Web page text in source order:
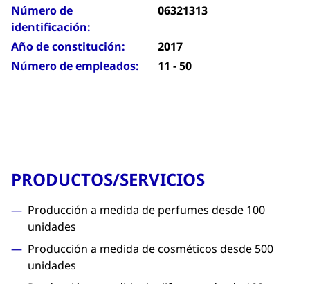
Número de
identificación:
06321313
Año de constitución:
2017
Número de empleados:
11 - 50
PRODUCTOS/SERVICIOS
Producción a medida de perfumes desde 100
unidades
Producción a medida de cosméticos desde 500
unidades